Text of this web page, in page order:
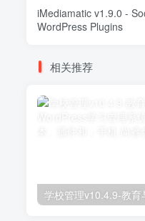
iMediamatic v1.9.0 -
WordPress Plugins
相关推荐